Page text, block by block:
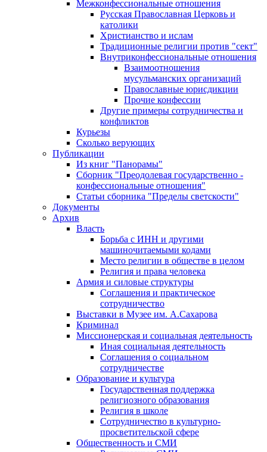
Межконфессиональные отношения
Русская Православная Церковь и
католики
Христианство и ислам
Традиционные религии против "сект"
Внутриконфессиональные отношения
Взаимоотношения
мусульманских организаций
Православные юрисдикции
Прочие конфессии
Другие примеры сотрудничества и
конфликтов
Курьезы
Сколько верующих
Публикации
Из книг "Панорамы"
Сборник "Преодолевая государственно -
конфессиональные отношения"
Статьи сборника "Пределы светскости"
Документы
Архив
Власть
Борьба с ИНН и другими
машиночитаемыми кодами
Место религии в обществе в целом
Религия и права человека
Армия и силовые структуры
Соглашения и практическое
сотрудничество
Выставки в Музее им. А.Сахарова
Криминал
Миссионерская и социальная деятельность
Иная социальная деятельность
Соглашения о социальном
сотрудничестве
Образование и культура
Государственная поддержка
религиозного образования
Религия в школе
Сотрудничество в культурно-
просветительской сфере
Общественность и СМИ